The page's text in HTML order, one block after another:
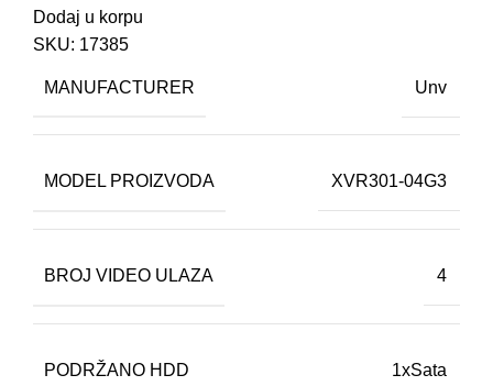
Dodaj u korpu
SKU: 17385
MANUFACTURER Unv
MODEL PROIZVODA XVR301-04G3
BROJ VIDEO ULAZA 4
PODRŽANO HDD 1xSata